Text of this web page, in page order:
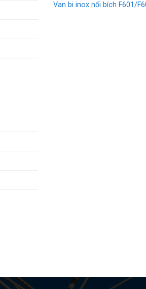
Van bi inox nối bích F601/